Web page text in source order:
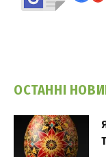
ОСТАННІ